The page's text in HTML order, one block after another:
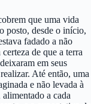
que uma vida
posto, desde o início,
fadado a não
de que a terra
em seus
Até então, uma
e não levada à
a cada